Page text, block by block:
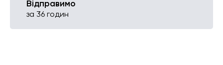
Відправимо
за 36 годин